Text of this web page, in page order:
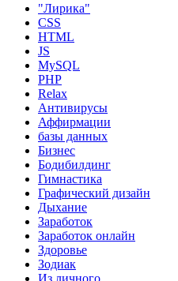
"Лирика"
CSS
HTML
JS
MySQL
PHP
Relax
Антивирусы
Аффирмации
базы данных
Бизнес
Бодибилдинг
Гимнастика
Графический дизайн
Дыхание
Заработок
Заработок онлайн
Здоровье
Зодиак
Из личного